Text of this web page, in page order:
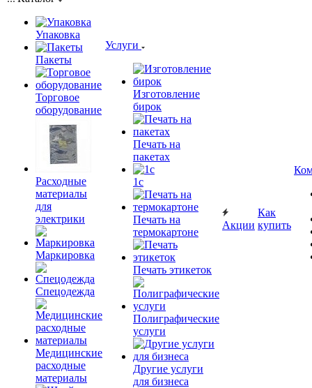
Упаковка
Пакеты
Торговое
оборудование
Расходные
материалы
для
электрики
Маркировка
Спецодежда
Медицинские
расходные
материалы
Услуги
Изготовление
бирок
Печать на
пакетах
1c
Печать на
термокартоне
Печать этикеток
Полиграфические
услуги
Другие услуги
для бизнеса
Акции
Как
купить